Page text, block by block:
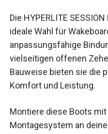
Die HYPERLITE
ideale Wahl für
anpassungsfähige
vielseitigen offenen
Bauweise bieten sie die
Komfort und Leistung.
Montiere diese Boots
Montagesystem an